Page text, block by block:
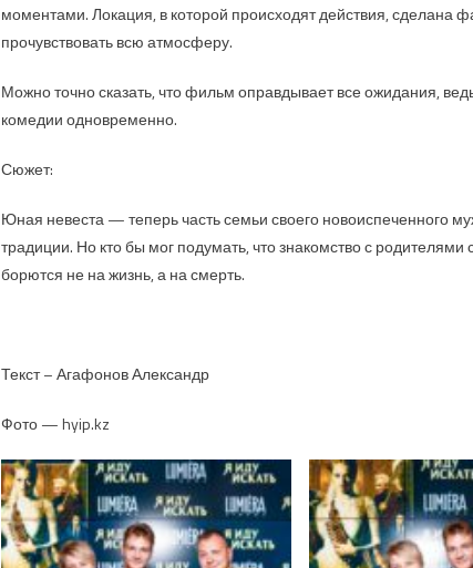
моментами. Локация, в которой происходят действия, сделана
прочувствовать всю атмосферу.
Можно точно сказать, что фильм оправдывает все ожидания,
комедии одновременно.
Сюжет:
Юная невеста — теперь часть семьи своего новоиспеченного
традиции. Но кто бы мог подумать, что знакомство с родителями
борются не на жизнь, а на смерть.
Текст – Агафонов Александр
Фото — hyip.kz